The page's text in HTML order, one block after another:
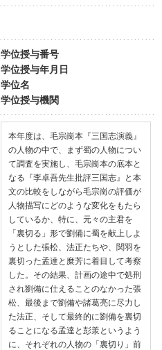
学位授与番号
学位授与年月日
学位名
学位授与機関
本年度は、毛宗崗本『三国志演義』
の人物の中で、まず蜀の人物につい
て調査を実施し、毛宗崗本の底本と
なる『李卓吾先生批評三国志』と本
文の比較をしながら毛宗崗の評価が
人物描写にどのような変化をもたら
しているか、特に、元々の主君を
「裏切る」形で劉備に蜀を献上しよ
うとした張松、法正たちや、関羽を
裏切った孟達と糜芳に着目して考察
した。その結果、計画の途中で処刑
され劉備に仕えることのなかった張
松、最後まで劉備や諸葛亮に尽力し
た法正、そして最終的に劉備を裏切
ることになる孟達と彭羕というよう
に、それぞれの人物の「裏切り」前